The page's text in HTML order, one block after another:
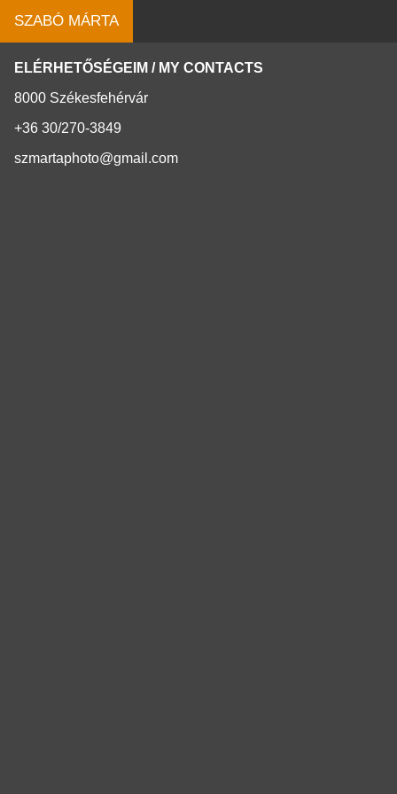
SZABÓ MÁRTA
ELÉRHETŐSÉGEIM / MY CONTACTS
8000 Székesfehérvár
+36 30/270-3849
szmartaphoto@gmail.com